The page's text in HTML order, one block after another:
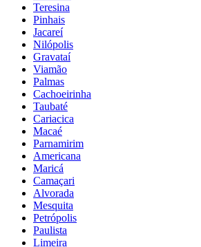
Teresina
Pinhais
Jacareí
Nilópolis
Gravataí
Viamão
Palmas
Cachoeirinha
Taubaté
Cariacica
Macaé
Parnamirim
Americana
Maricá
Camaçari
Alvorada
Mesquita
Petrópolis
Paulista
Limeira